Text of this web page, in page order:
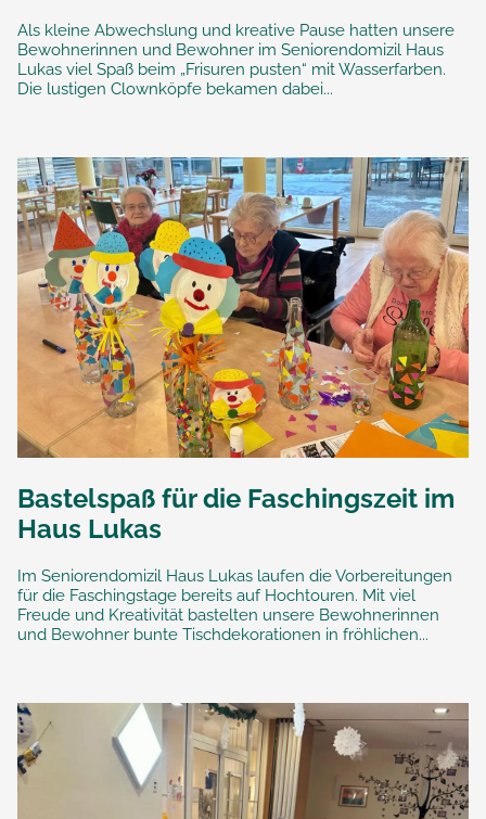
Als kleine Abwechslung und kreative Pause hatten unsere
Bewohnerinnen und Bewohner im Seniorendomizil Haus
Lukas viel Spaß beim „Frisuren pusten“ mit Wasserfarben.
Die lustigen Clownköpfe bekamen dabei...
Bastelspaß für die Faschingszeit im
Haus Lukas
Im Seniorendomizil Haus Lukas laufen die Vorbereitungen
für die Faschingstage bereits auf Hochtouren. Mit viel
Freude und Kreativität bastelten unsere Bewohnerinnen
und Bewohner bunte Tischdekorationen in fröhlichen...